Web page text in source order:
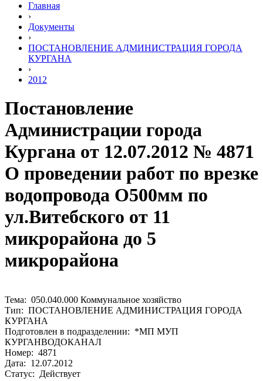
Главная
›
Документы
›
ПОСТАНОВЛЕНИЕ АДМИНИСТРАЦИЯ ГОРОДА
КУРГАНА
›
2012
Постановление
Администрации города
Кургана от 12.07.2012 № 4871
О проведении работ по врезке
водопровода O500мм по
ул.Витебского от 11
микрорайона до 5
микрорайона
Тема: 050.040.000 Коммунальное хозяйство
Тип: ПОСТАНОВЛЕНИЕ АДМИНИСТРАЦИЯ ГОРОДА
КУРГАНА
Подготовлен в подразделении: *МП МУП
КУРГАНВОДОКАНАЛ
Номер: 4871
Дата: 12.07.2012
Статус: Действует